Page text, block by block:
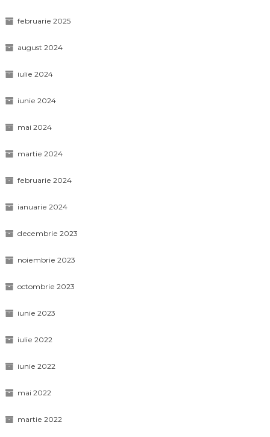
februarie 2025
august 2024
iulie 2024
iunie 2024
mai 2024
martie 2024
februarie 2024
ianuarie 2024
decembrie 2023
noiembrie 2023
octombrie 2023
iunie 2023
iulie 2022
iunie 2022
mai 2022
martie 2022